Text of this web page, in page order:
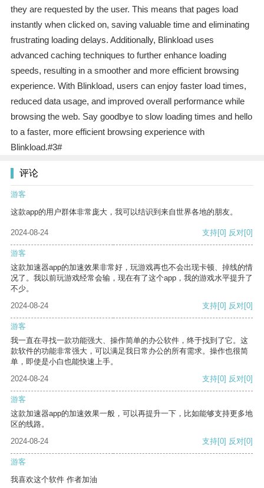
they are requested by the user. This means that pages load
instantly when clicked on, saving valuable time and eliminating
frustrating loading delays. Additionally, Blinkload uses
advanced caching techniques to further enhance loading
speeds, resulting in a smoother and more efficient browsing
experience. With Blinkload, users can enjoy faster load times,
reduced data usage, and improved overall performance while
browsing the web. Say goodbye to slow loading times and hello
to a faster, more efficient browsing experience with
Blinkload.#3#
评论
游客
这款app的用户群体非常庞大，我可以结识到来自世界各地的朋友。
2024-08-24 支持[0] 反对[0]
游客
这款加速器app的加速效果非常好，玩游戏再也不会出现卡顿、掉线的情
况了。我以前玩游戏经常会输，现在有了这个app，我的游戏水平提升了
不少。
2024-08-24
支持[0] 反对[0]
游客
我一直在寻找一款功能强大、操作简单的办公软件，终于找到了它。这
款软件的功能非常强大，可以满足我日常办公的所有需求。操作也很简
单，即使是小白也能快速上手。
2024-08-24
支持[0] 反对[0]
游客
这款加速器app的加速效果一般，可以再提升一下，比如能够支持更多地
区的线路。
2024-08-24
支持[0] 反对[0]
游客
我喜欢这个软件 作者加油